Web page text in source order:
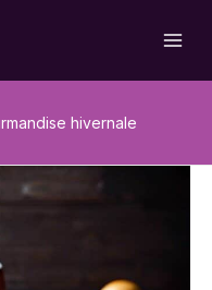
hivernale